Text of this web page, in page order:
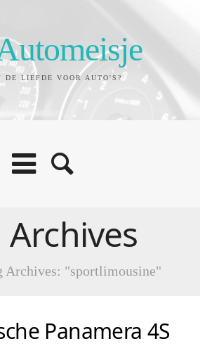
DE LIEFDE VOOR AUTO'S?
Archives
Archives: "sportlimousine"
Panamera 4S